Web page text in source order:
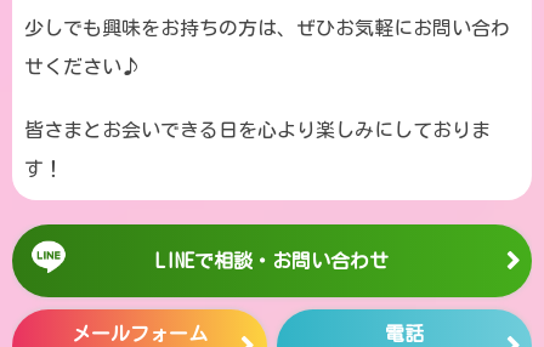
少しでも興味をお持ちの方は、ぜひお気軽にお問い合わ
せください♪
皆さまとお会いできる日を心より楽しみにしておりま
す！
LINEで相談・お問い合わせ
メールフォーム 電話